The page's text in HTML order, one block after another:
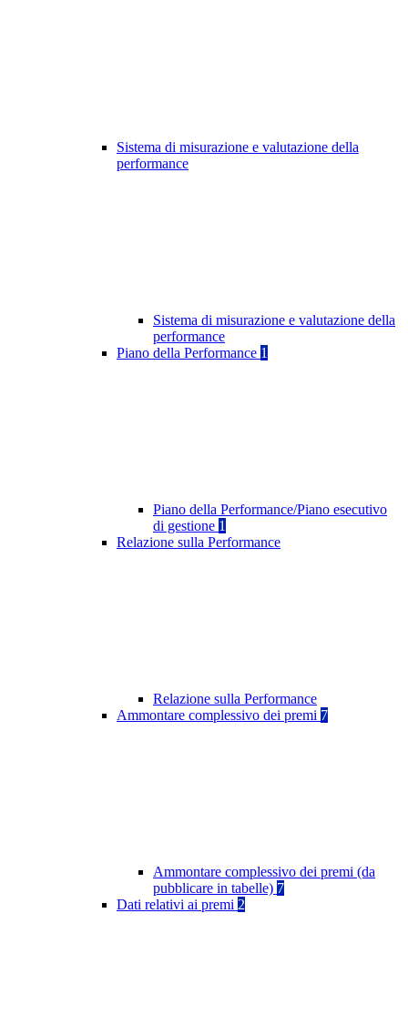
Sistema di misurazione e valutazione della
performance
Sistema di misurazione e valutazione della
performance
Piano della Performance 1
Piano della Performance/Piano esecutivo
di gestione 1
Relazione sulla Performance
Relazione sulla Performance
Ammontare complessivo dei premi 7
Ammontare complessivo dei premi (da
pubblicare in tabelle) 7
Dati relativi ai premi 2